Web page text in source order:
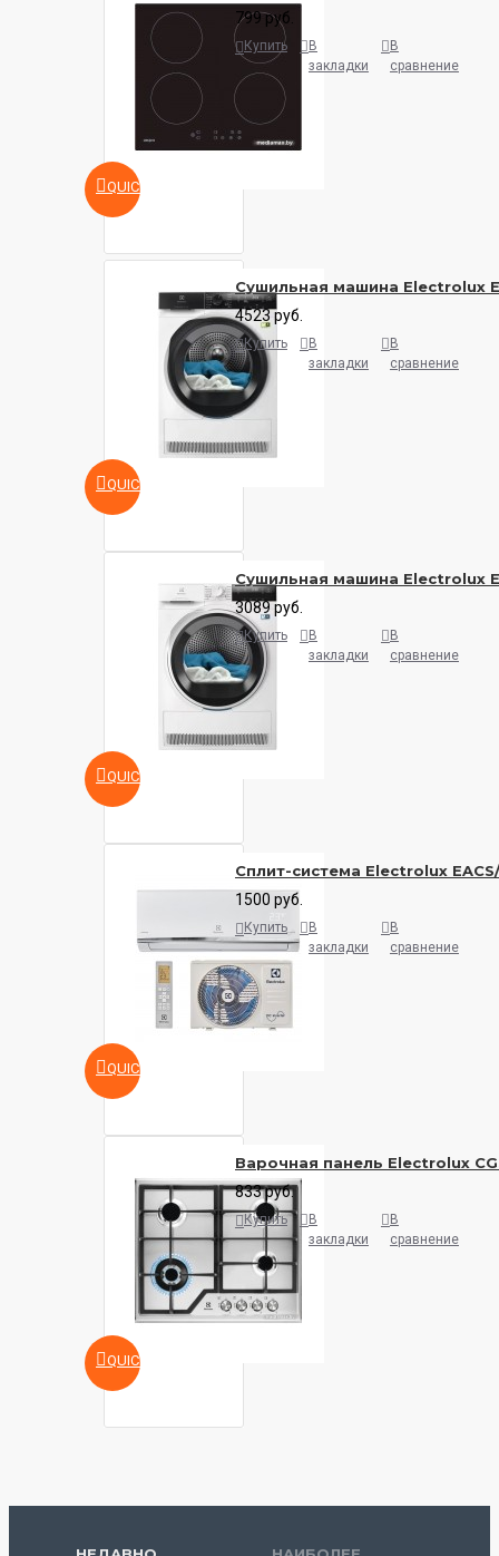
QUICKVIEW
799 руб.
Купить
В
закладки
В
сравнение
QUICKVIEW
Сушильная машина Electrolux
4523 руб.
Купить
В
закладки
В
сравнение
QUICKVIEW
Сушильная машина Electrolux
3089 руб.
Купить
В
закладки
В
сравнение
QUICKVIEW
Сплит-система Electrolux
1500 руб.
Купить
В
закладки
В
сравнение
QUICKVIEW
Варочная панель Electrolux
833 руб.
Купить
В
закладки
В
сравнение